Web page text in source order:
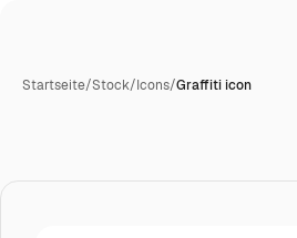
Startseite/Stock/Icons/Graffiti icon